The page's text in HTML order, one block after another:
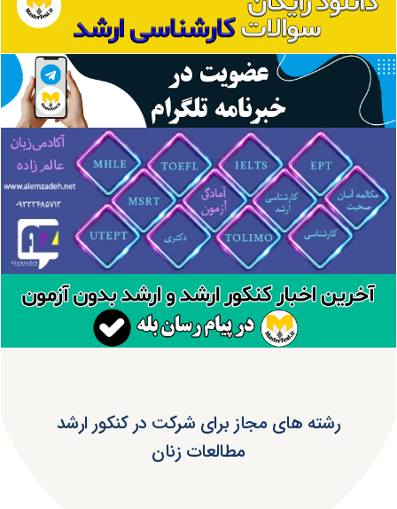
رشته های مجاز برای شرکت در کنکور ارشد
مطالعات زنان